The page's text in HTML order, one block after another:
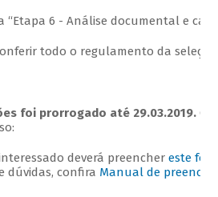
“Etapa 6 - Análise documental e
todo o regulamento da
foi prorrogado até 29.03.2019.
deverá preencher este
dúvidas, confira Manual de